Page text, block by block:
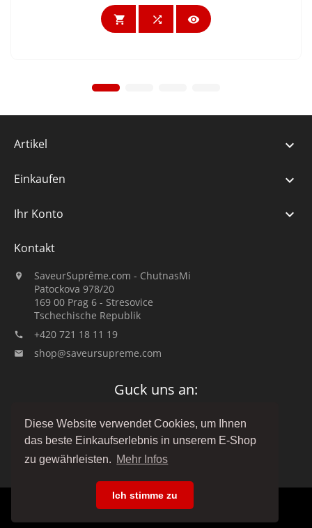
Diese Website verwendet Cookies, um Ihnen
das beste Einkaufserlebnis in unserem E-Shop
zu gewährleisten. Mehr Infos
Ich stimme zu
  
Artikel 
Einkaufen 
Ihr Konto 
Kontakt

SaveurSuprême.com - ChutnasMi
Patockova 978/20
169 00 Prag 6 - Stresovice
Tschechische Republik
 +420 721 18 11 19
 shop@saveursupreme.com
Guck uns an:
© 2019-2026 :: SaveurSuprême.com von ChutnasMi ::